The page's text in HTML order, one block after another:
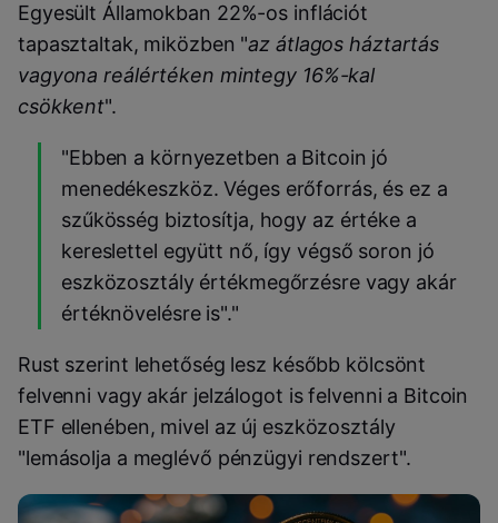
Egyesült Államokban 22%-os inflációt
tapasztaltak, miközben "az átlagos háztartás
vagyona reálértéken mintegy 16%-kal
csökkent".
"Ebben a környezetben a Bitcoin jó
menedékeszköz. Véges erőforrás, és ez a
szűkösség biztosítja, hogy az értéke a
kereslettel együtt nő, így végső soron jó
eszközosztály értékmegőrzésre vagy akár
értéknövelésre is"."
Rust szerint lehetőség lesz később kölcsönt
felvenni vagy akár jelzálogot is felvenni a Bitcoin
ETF ellenében, mivel az új eszközosztály
"lemásolja a meglévő pénzügyi rendszert".